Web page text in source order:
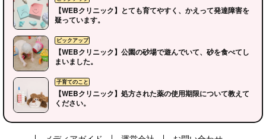
ピックアップ
【WEBクリニック】とても育てやすく、かえって発達障害を
疑っています。
【WEBクリニック】公園の砂場で遊んでいて、砂を食べてし
まいました。
【WEBクリニック】処方された薬の使用期限について教えて
ください。